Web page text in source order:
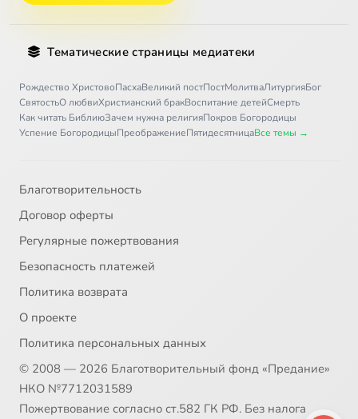
Тематические страницы медиатеки
Рождество ХристовоПасхаВеликий постПостМолитваЛитургияБог
СвятостьО любвиХристианский бракВоспитание детейСмерть
Как читать БиблиюЗачем нужна религияПокров Богородицы
Успение БогородицыПреображениеПятидесятницаВсе темы →
Благотворительность
Договор оферты
Регулярные пожертвования
Безопасность платежей
Политика возврата
О проекте
Политика персональных данных
© 2008 — 2026 Благотворительный фонд «Предание»
НКО №7712031589
Пожертвование согласно ст.582 ГК РФ. Без налога